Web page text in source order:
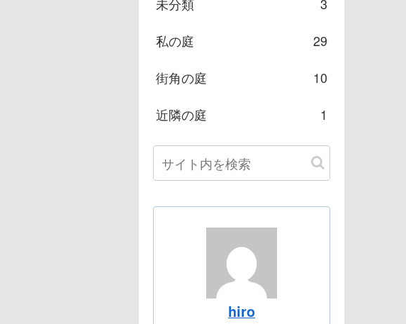
私の庭
29
街角の庭
10
近隣の庭
1
hiro